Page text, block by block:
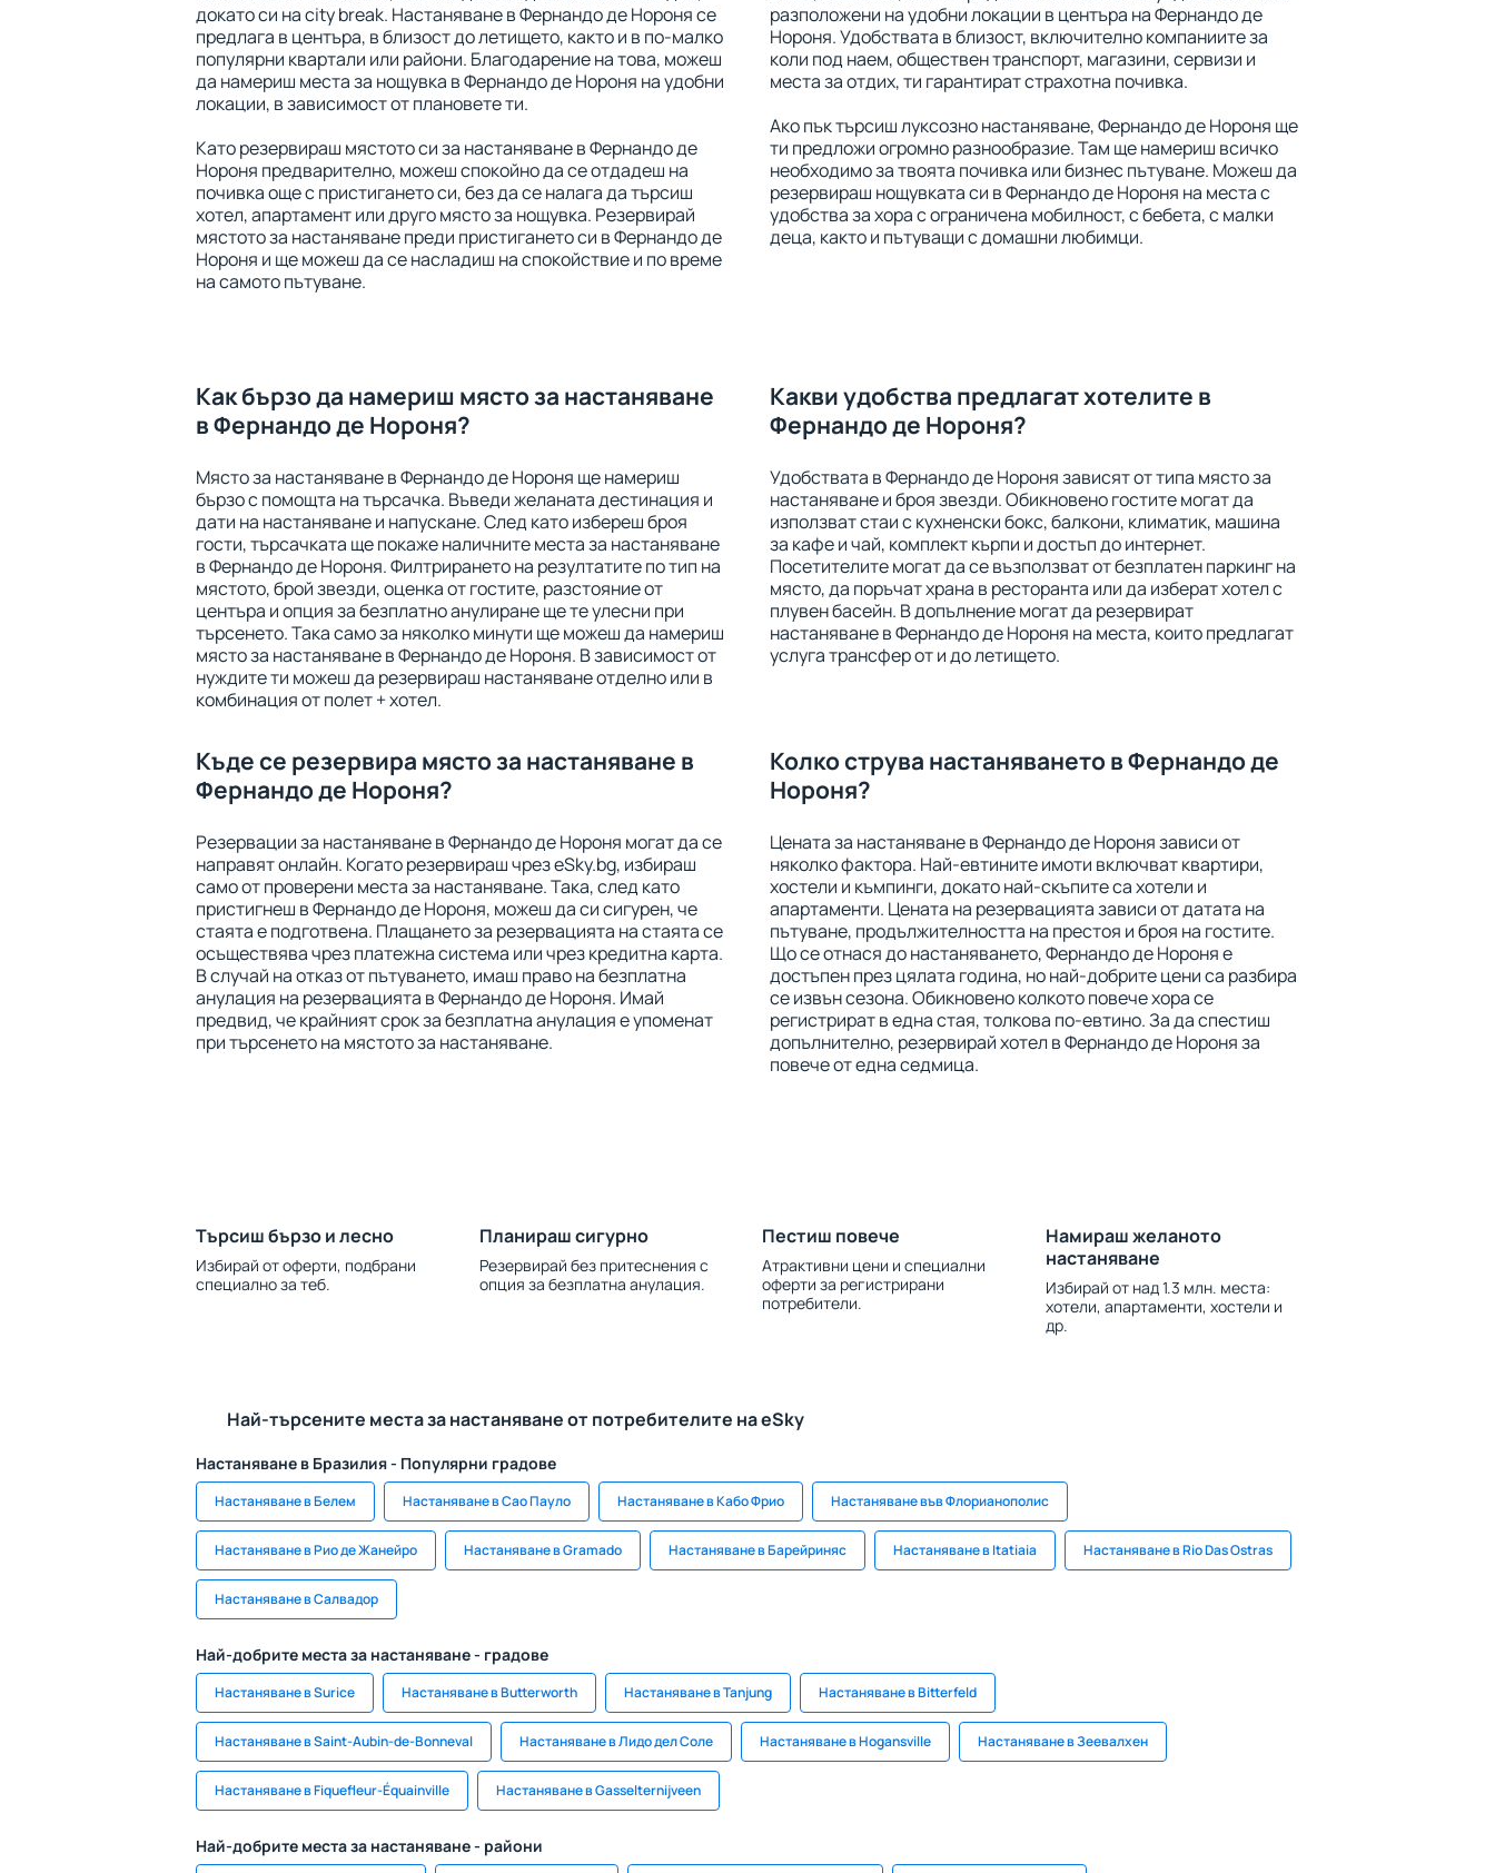
докато си на city break. Настаняване в Фернандо де Нороня се
предлага в центъра, в близост до летището, както и в по-малко
популярни квартали или райони. Благодарение на това, можеш
да намериш места за нощувка в Фернандо де Нороня на удобни
локации, в зависимост от плановете ти.
Като резервираш мястото си за настаняване в Фернандо де
Нороня предварително, можеш спокойно да се отдадеш на
почивка още с пристигането си, без да се налага да търсиш
хотел, апартамент или друго място за нощувка. Резервирай
мястото за настаняване преди пристигането си в Фернандо де
Нороня и ще можеш да се насладиш на спокойствие и по време
на самото пътуване.
разположени на удобни локации в центъра на Фернандо де
Нороня. Удобствата в близост, включително компаниите за
коли под наем, обществен транспорт, магазини, сервизи и
места за отдих, ти гарантират страхотна почивка.
Ако пък търсиш луксозно настаняване, Фернандо де Нороня ще
ти предложи огромно разнообразие. Там ще намериш всичко
необходимо за твоята почивка или бизнес пътуване. Можеш да
резервираш нощувката си в Фернандо де Нороня на места с
удобства за хора с ограничена мобилност, с бебета, с малки
деца, както и пътуващи с домашни любимци.
Как бързо да намериш място за настаняване
в Фернандо де Нороня?
Място за настаняване в Фернандо де Нороня ще намериш
бързо с помощта на търсачка. Въведи желаната дестинация и
дати на настаняване и напускане. След като избереш броя
гости, търсачката ще покаже наличните места за настаняване
в Фернандо де Нороня. Филтрирането на резултатите по тип на
мястото, брой звезди, оценка от гостите, разстояние от
центъра и опция за безплатно анулиране ще те улесни при
търсенето. Така само за няколко минути ще можеш да намериш
място за настаняване в Фернандо де Нороня. В зависимост от
нуждите ти можеш да резервираш настаняване отделно или в
комбинация от полет + хотел.
Какви удобства предлагат хотелите в
Фернандо де Нороня?
Удобствата в Фернандо де Нороня зависят от типа място за
настаняване и броя звезди. Обикновено гостите могат да
използват стаи с кухненски бокс, балкони, климатик, машина
за кафе и чай, комплект кърпи и достъп до интернет.
Посетителите могат да се възползват от безплатен паркинг на
място, да поръчат храна в ресторанта или да изберат хотел с
плувен басейн. В допълнение могат да резервират
настаняване в Фернандо де Нороня на места, които предлагат
услуга трансфер от и до летището.
Къде се резервира място за настаняване в
Фернандо де Нороня?
Резервации за настаняване в Фернандо де Нороня могат да се
направят онлайн. Когато резервираш чрез eSky.bg, избираш
само от проверени места за настаняване. Така, след като
пристигнеш в Фернандо де Нороня, можеш да си сигурен, че
стаята е подготвена. Плащането за резервацията на стаята се
осъществява чрез платежна система или чрез кредитна карта.
В случай на отказ от пътуването, имаш право на безплатна
анулация на резервацията в Фернандо де Нороня. Имай
предвид, че крайният срок за безплатна анулация е упоменат
при търсенето на мястото за настаняване.
Колко струва настаняването в Фернандо де
Нороня?
Цената за настаняване в Фернандо де Нороня зависи от
няколко фактора. Най-евтините имоти включват квартири,
хостели и къмпинги, докато най-скъпите са хотели и
апартаменти. Цената на резервацията зависи от датата на
пътуване, продължителността на престоя и броя на гостите.
Що се отнася до настаняването, Фернандо де Нороня е
достъпен през цялата година, но най-добрите цени са разбира
се извън сезона. Обикновено колкото повече хора се
регистрират в една стая, толкова по-евтино. За да спестиш
допълнително, резервирай хотел в Фернандо де Нороня за
повече от една седмица.
Търсиш бързо и лесно
Избирай от оферти, подбрани
специално за теб.
Планираш сигурно
Резервирай без притеснения с
опция за безплатна анулация.
Пестиш повече
Атрактивни цени и специални
оферти за регистрирани
потребители.
Намираш желаното
настаняване
Избирай от над 1.3 млн. места:
хотели, апартаменти, хостели и
др.
Най-търсените места за настаняване от потребителите на eSky
Настаняване в Бразилия - Популярни градове
Настаняване в Белем Настаняване в Сао Пауло Настаняване в Кабо Фрио Настаняване във Флорианополис
Настаняване в Рио де Жанейро Настаняване в Gramado Настаняване в Барейриняс Настаняване в Itatiaia Настаняване в Rio Das Ostras
Настаняване в Салвадор
Най-добрите места за настаняване - градове
Настаняване в Surice Настаняване в Butterworth Настаняване в Tanjung Настаняване в Bitterfeld
Настаняване в Saint-Aubin-de-Bonneval Настаняване в Лидо дел Соле Настаняване в Hogansville Настаняване в Зеевалхен
Настаняване в Fiquefleur-Équainville Настаняване в Gasselternijveen
Най-добрите места за настаняване - райони